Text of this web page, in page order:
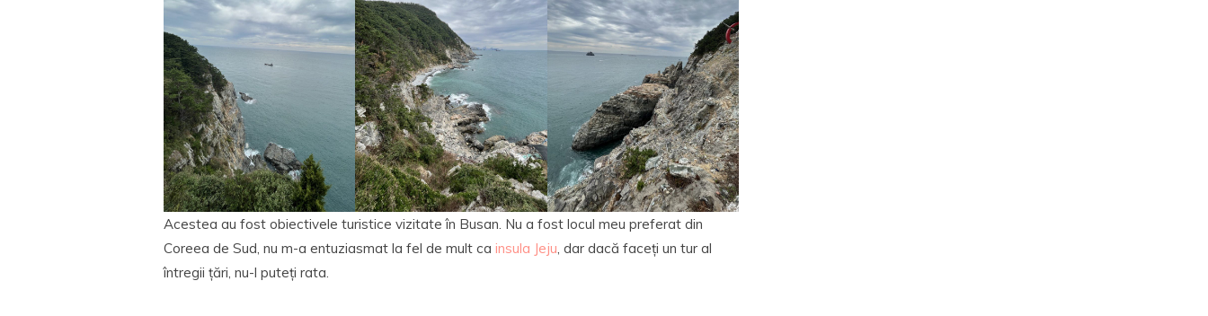
Acestea au fost obiectivele turistice vizitate în Busan. Nu a fost locul meu preferat din
Coreea de Sud, nu m-a entuziasmat la fel de mult ca insula Jeju , dar dacă faceți un tur al
întregii țări, nu-l puteți rata.